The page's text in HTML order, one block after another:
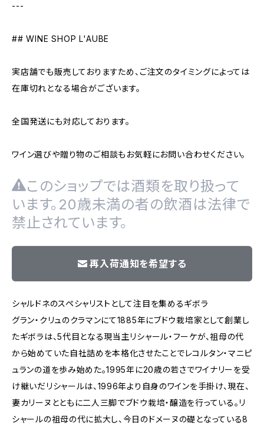
---
## WINE SHOP L'AUBE
実店舗でも販売しておりますため、ご注文のタイミングによっては
在庫切れとなる場合がございます。
全国発送にも対応しております。
ワイン選びや贈り物のご相談もお気軽にお問い合わせください。
このショップでは酒類を取り扱って
います。20歳未満の者の飲酒は法律で
禁止されています。
再入荷通知を希望する
シャルドネのスペシャリストとして注目を集めるギボラ
グラン・クリュのクラマンにて1885年にブドウ栽培家として創業し
たギボラは、5代目となる現当主リシャール・フーケが、祖母の代
から始めていた自社詰めを本格化させたことでレコルタン・マニピ
ュランの道を歩み始めた。1995年に20歳の若さでワイナリーを受
け継いだリシャールは、1996年より自身のワインを手掛け、現在、
妻カリーヌとともに二人三脚でブドウ栽培・醸造を行っている。リ
シャールの祖母の代に拡大し、今日のドメーヌの礎となっている8